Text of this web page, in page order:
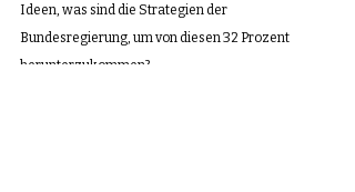
Ideen, was sind die Strategien der
Bundesregierung, um von diesen 32 Prozent
herunterzukommen?